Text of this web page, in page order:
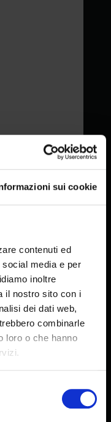
sui cookie
contenuti ed
media e per
inoltre
il nostro sito con i
dei dati web,
combinarle
loro o che hanno